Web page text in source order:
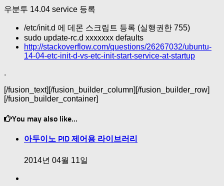
우분투 14.04 service 등록
/etc/init.d 에 데몬 스크립트 등록 (실행권한 755)
sudo update-rc.d xxxxxxx defaults
http://stackoverflow.com/questions/26267032/ubuntu-
14-04-etc-init-d-vs-etc-init-start-service-at-startup
.
[/fusion_text][/fusion_builder_column][/fusion_builder_row]
[/fusion_builder_container]
You may also like...
아두이노 PID 제어용 라이브러리
2014년 04월 11일